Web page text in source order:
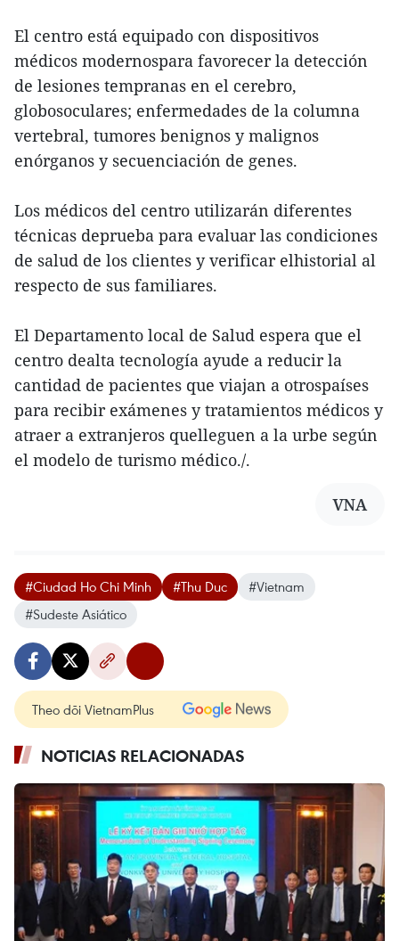
El centro está equipado con dispositivos
médicos modernospara favorecer la detección
de lesiones tempranas en el cerebro,
globosoculares; enfermedades de la columna
vertebral, tumores benignos y malignos
enórganos y secuenciación de genes.
Los médicos del centro utilizarán diferentes
técnicas deprueba para evaluar las condiciones
de salud de los clientes y verificar elhistorial al
respecto de sus familiares.
El Departamento local de Salud espera que el
centro dealta tecnología ayude a reducir la
cantidad de pacientes que viajan a otrospaíses
para recibir exámenes y tratamientos médicos y
atraer a extranjeros quelleguen a la urbe según
el modelo de turismo médico./.
VNA
#Ciudad Ho Chi Minh #Thu Duc
#Vietnam
#Sudeste Asiático
Theo dõi VietnamPlus
NOTICIAS RELACIONADAS